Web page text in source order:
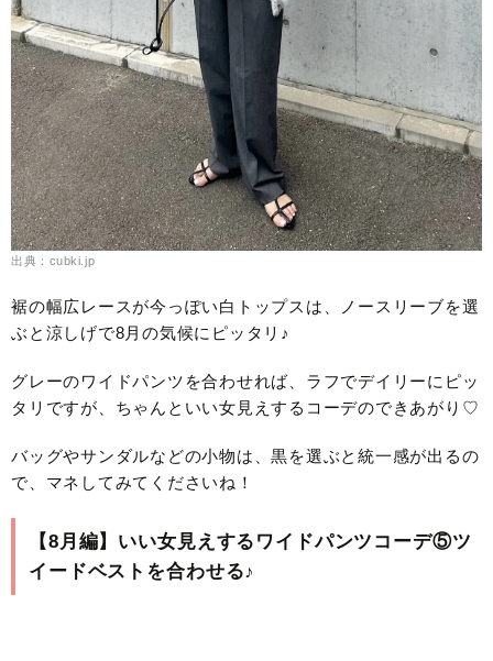
出典：cubki.jp
裾の幅広レースが今っぽい白トップスは、ノースリーブを選
ぶと涼しげで8月の気候にピッタリ♪
グレーのワイドパンツを合わせれば、ラフでデイリーにピッ
タリですが、ちゃんといい女見えするコーデのできあがり♡
バッグやサンダルなどの小物は、黒を選ぶと統一感が出るの
で、マネしてみてくださいね！
【8月編】いい女見えするワイドパンツコーデ⑤ツ
イードベストを合わせる♪